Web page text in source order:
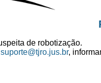
de robotização.
suporte@tjro.jus.br,